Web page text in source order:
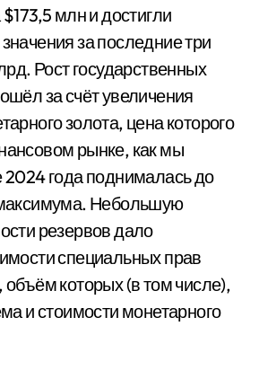
млн и достигли
за последние три
Рост государственных
за счёт увеличения
золота, цена которого
рынке, как мы
года поднималась до
Небольшую
резервов дало
специальных прав
которых (в том числе),
и стоимости монетарного